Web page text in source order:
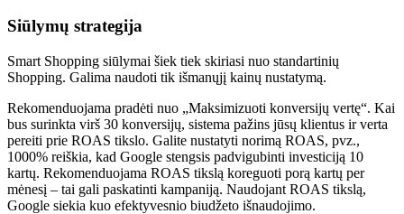
Siūlymų strategija
Smart Shopping siūlymai šiek tiek skiriasi nuo standartinių
Shopping. Galima naudoti tik išmanųjį kainų nustatymą.
Rekomenduojama pradėti nuo „Maksimizuoti konversijų vertę“. Kai
bus surinkta virš 30 konversijų, sistema pažins jūsų klientus ir verta
pereiti prie ROAS tikslo. Galite nustatyti norimą ROAS, pvz.,
1000% reiškia, kad Google stengsis padvigubinti investiciją 10
kartų. Rekomenduojama ROAS tikslą koreguoti porą kartų per
mėnesį – tai gali paskatinti kampaniją. Naudojant ROAS tikslą,
Google siekia kuo efektyvesnio biudžeto išnaudojimo.